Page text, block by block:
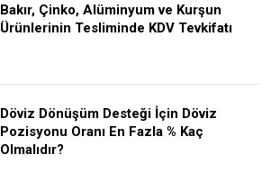
Bakır, Çinko, Alüminyum ve Kurşun
Ürünlerinin Tesliminde KDV Tevkifatı
Döviz Dönüşüm Desteği İçin Döviz
Pozisyonu Oranı En Fazla % Kaç
Olmalıdır?